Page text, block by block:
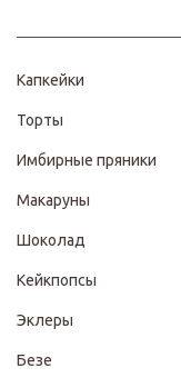
Капкейки
Торты
Имбирные пряники
Макаруны
Шоколад
Кейкпопсы
Эклеры
Безе